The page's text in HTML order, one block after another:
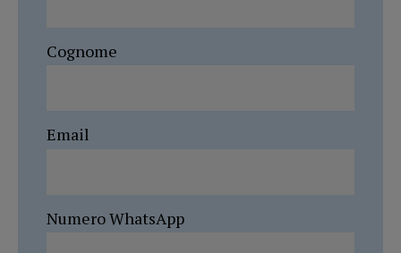
Cognome
Email
Numero WhatsApp